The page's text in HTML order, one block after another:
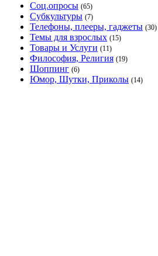
Соц.опросы (65)
Субкультуры (7)
Телефоны, плееры, гаджеты (30)
Темы для взрослых (15)
Товары и Услуги (11)
Философия, Религия (19)
Шоппинг (6)
Юмор, Шутки, Приколы (14)